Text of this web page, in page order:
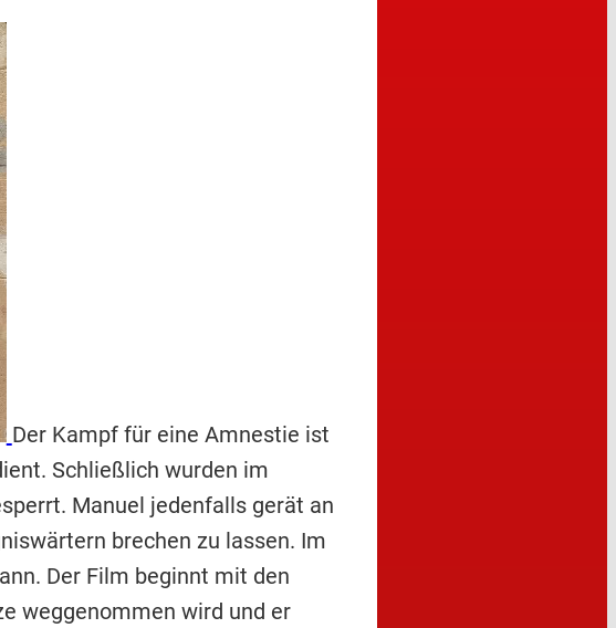
Der Kampf für eine Amnestie ist
Schließlich wurden im
Manuel jedenfalls gerät an
brechen zu lassen. Im
Der Film beginnt mit den
weggenommen wird und er